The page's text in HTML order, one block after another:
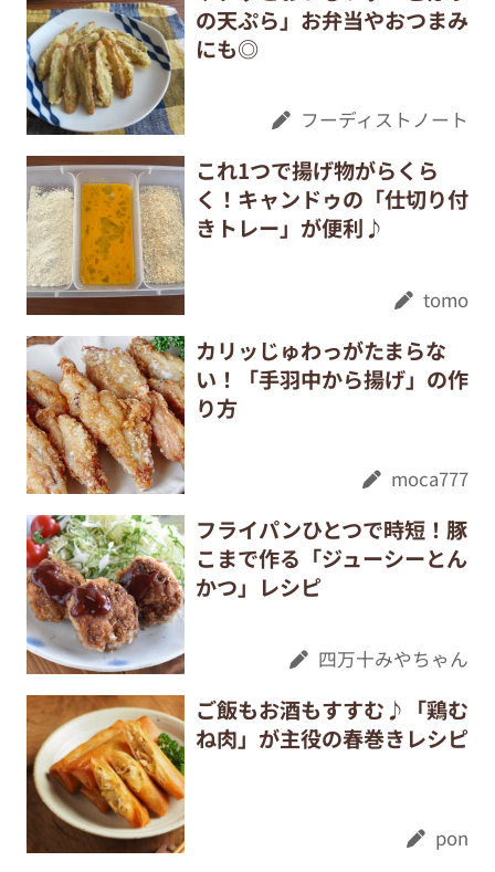
の天ぷら」お弁当やおつまみ
にも◎
フーディストノート
これ1つで揚げ物がらくら
く！キャンドゥの「仕切り付
きトレー」が便利♪
tomo
カリッじゅわっがたまらな
い！「手羽中から揚げ」の作
り方
moca777
フライパンひとつで時短！豚
こまで作る「ジューシーとん
かつ」レシピ
四万十みやちゃん
ご飯もお酒もすすむ♪「鶏む
ね肉」が主役の春巻きレシピ
pon